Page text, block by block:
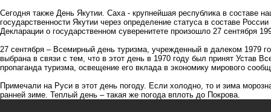
Сегодня также День Якутии. Саха - крупнейшая республика в составе
государственности Якутии через определение статуса в составе
Декларации о государственном суверенитете произошло 27 сентября
27 сентября – Всемирный день туризма, учрежденный в далеком 1979
выбрана в связи с тем, что в этот день в 1970 году был принят Устав
пропаганда туризма, освещение его вклада в экономику мирового
Примечали на Руси в этот день погоду. Если холодно, то и зима
ранней зиме. Теплый день – такая же погода вплоть до Покрова.